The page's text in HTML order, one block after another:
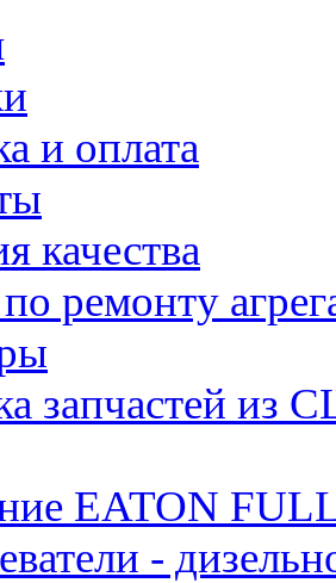
и оплата
качества
ремонту
запчастей
EATON
-